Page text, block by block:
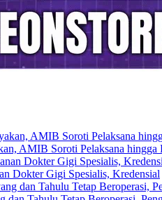
AMIB Soroti Pelaksana hingga
Dokter Gigi Spesialis, Kredensial